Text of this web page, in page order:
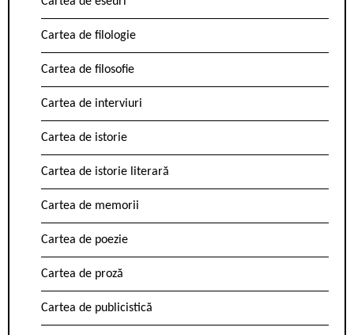
Cartea de filologie
Cartea de filosofie
Cartea de interviuri
Cartea de istorie
Cartea de istorie literară
Cartea de memorii
Cartea de poezie
Cartea de proză
Cartea de publicistică